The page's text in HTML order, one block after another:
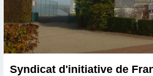
Syndicat d'initiative de